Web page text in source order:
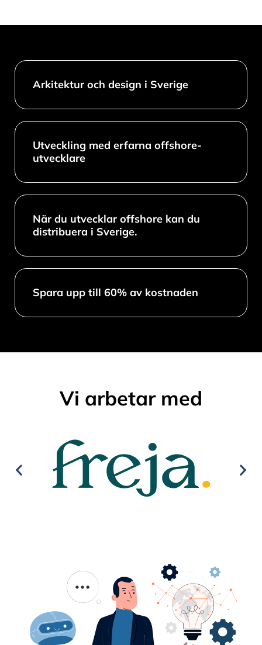
Arkitektur och design i Sverige​
Utveckling med erfarna offshore-
utvecklare
När du utvecklar offshore kan du
distribuera i Sverige.
Spara upp till 60% av kostnaden
Vi arbetar med